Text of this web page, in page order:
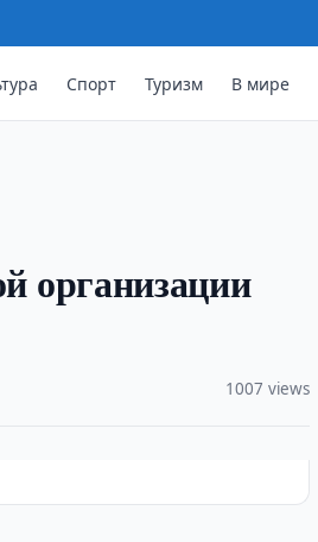
Спорт Туризм В мире
организации
1007 views